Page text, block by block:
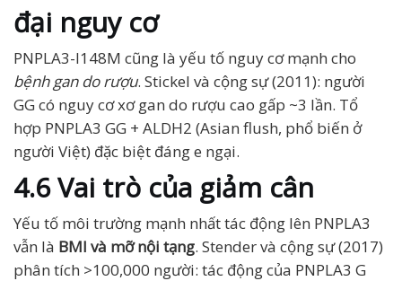
đại nguy cơ
PNPLA3-I148M cũng là yếu tố nguy cơ mạnh cho
bệnh gan do rượu. Stickel và cộng sự (2011): người
GG có nguy cơ xơ gan do rượu cao gấp ~3 lần. Tổ
hợp PNPLA3 GG + ALDH2 (Asian flush, phổ biến ở
người Việt) đặc biệt đáng e ngại.
4.6 Vai trò của giảm cân
Yếu tố môi trường mạnh nhất tác động lên PNPLA3
vẫn là BMI và mỡ nội tạng. Stender và cộng sự (2017)
phân tích >100,000 người: tác động của PNPLA3 G